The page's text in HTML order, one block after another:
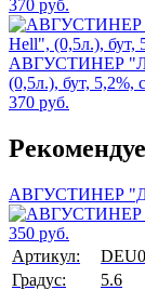
370 руб.
АВГУСТИНЕР
(0,5л.), бут, 5,2%,
370 руб.
АВГУСТИНЕР
350 руб.
Артикул:
Градус:
5.6